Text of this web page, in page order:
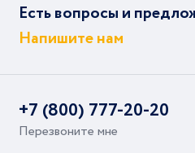
Есть вопросы и
Напишите нам
+7 (800) 777-20-20
Перезвоните мне